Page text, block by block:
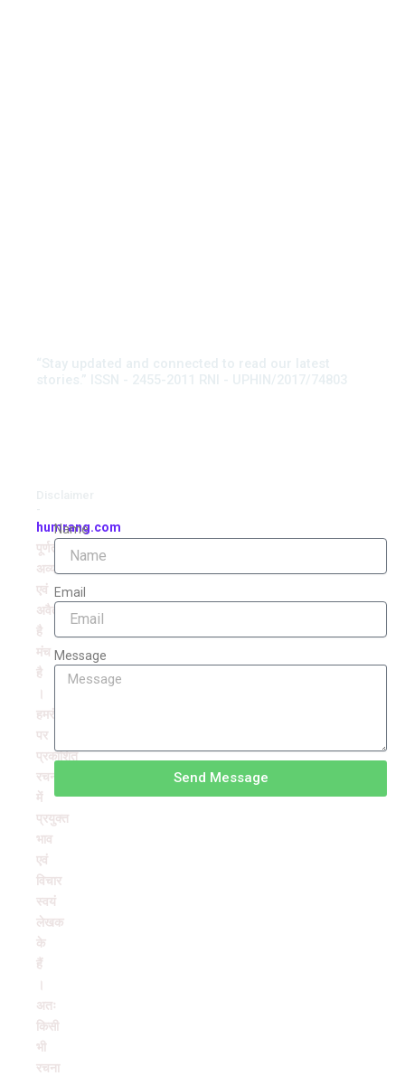
“Stay updated and connected to read our latest
stories.” ISSN - 2455-2011 RNI - UPHIN/2017/74803
humrang.com
पूर्णतः
अव्यवसायिक
एवं
अवैतनिक
है
मंच
है
हमरंग
पर
प्रकाशित
रचनाओं
में
प्रयुक्त
भाव
एवं
विचार
स्वयं
लेखक
के
हैं
अतः
किसी
भी
रचना
Name
Email
Message
Send Message